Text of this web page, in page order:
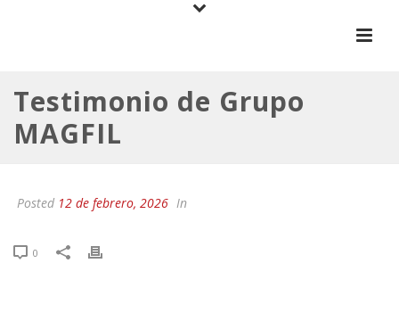
Testimonio de Grupo
MAGFIL
Posted 12 de febrero, 2026 In
0